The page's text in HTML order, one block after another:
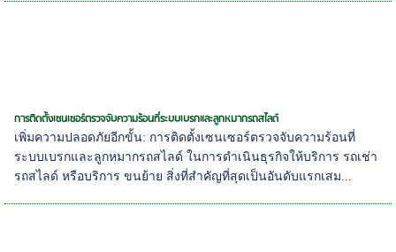
การติดตั้งเซนเซอร์ตรวจจับความร้อนที่ระบบเบรกและลูกหมากรถสไลด์
เพิ่มความปลอดภัยอีกขั้น: การติดตั้งเซนเซอร์ตรวจจับความร้อนที่
ระบบเบรกและลูกหมากรถสไลด์ ในการดำเนินธุรกิจให้บริการ รถเช่า
รถสไลด์ หรือบริการ ขนย้าย สิ่งที่สำคัญที่สุดเป็นอันดับแรกเสม...